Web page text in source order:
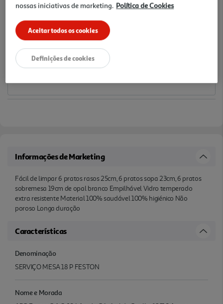
24,99 €
Notas de preparação
Informações de Marketing
Fácil de limpar 6 pratos rasos 25cm, 6 pratos sopa 23cm, 6 pratos
sobremesa 19cm de opal branco Empilhável Vidro temperado
extra resistente Material 100% saudável 100% higiénico Não
poroso Longa duração
Características
Denominação
SERVIÇO MESA 18 P FESTON
Nome e Morada
nossas iniciativas de marketing. Política de Cookies
Aceitar todos os cookies
Definições de cookies